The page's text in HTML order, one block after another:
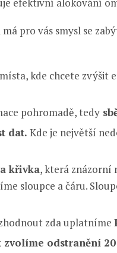
pro vás smysl se
kde chcete zvýšit
pohromadě, tedy
dat. Kde je největší
křivka, která znázorní
sloupce a čáru.
zda uplatníme
zvolíme odstranění 20